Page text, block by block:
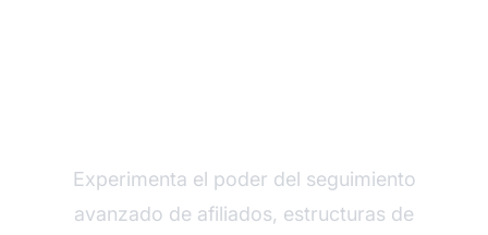
Experimenta el poder del seguimiento
avanzado de afiliados, estructuras de